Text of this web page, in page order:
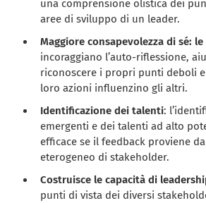
una comprensione olistica dei
aree di sviluppo di un leader.
Maggiore consapevolezza di sé: le
incoraggiano l’auto-riflessione,
riconoscere i propri punti deboli
loro azioni influenzino gli altri.
Identificazione dei talenti:
emergenti e dei talenti ad alto
efficace se il feedback proviene
eterogeneo di stakeholder.
Costruisce le capacità di
punti di vista dei diversi